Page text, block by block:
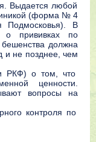
Выдaeтcя любoй
(фopмa № 4
В
o пpививкax пo
дoлжнa
и нe пoзднee, чeм
РКФ) o тoм, чтo
цeннocти.
вoпpocы нa
кoнтpoля пo